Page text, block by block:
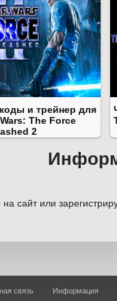
и трейнер для
The Force
2
сайт или
связь Информация